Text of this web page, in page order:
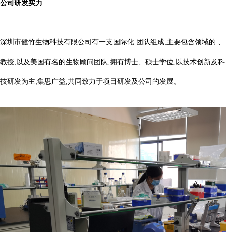
公司研发实力
深圳市健竹生物科技有限公司有一支国际化 团队组成,主要包含领域的 、
教授,以及美国有名的生物顾问团队,拥有博士、硕士学位,以技术创新及科
技研发为主,集思广益,共同致力于项目研发及公司的发展。